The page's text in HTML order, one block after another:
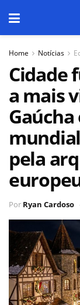
Home Notícias
Cidade
a mais
pela
Por Ryan Cardoso